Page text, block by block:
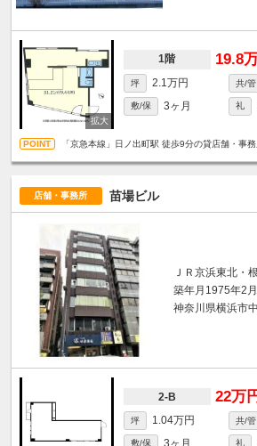
1階 19.8
坪 2.1万円 共/管
敷/保 3ヶ月 礼
「京急本線」日ノ出町駅 徒歩9分の貸店舗・事
店舗・事務所 苗場ビル
ＪＲ京浜東北・
築年月1975年2
神奈川県横浜市
2-B 22万
坪 1.04万円 共/管
敷/保 3ヶ月 礼